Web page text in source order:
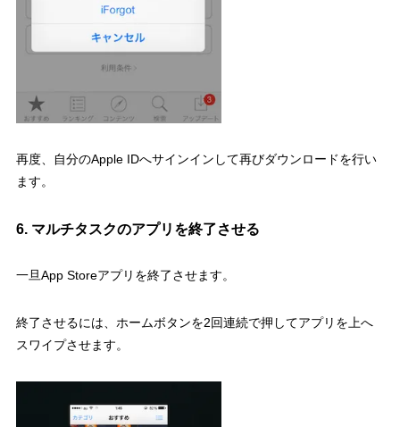
再度、自分のApple IDへサインインして再びダウンロードを行い
ます。
6. マルチタスクのアプリを終了させる
一旦App Storeアプリを終了させます。
終了させるには、ホームボタンを2回連続で押してアプリを上へ
スワイプさせます。